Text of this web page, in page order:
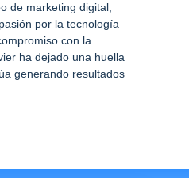
de marketing digital,
por la tecnología
con la
ha dejado una huella
generando resultados